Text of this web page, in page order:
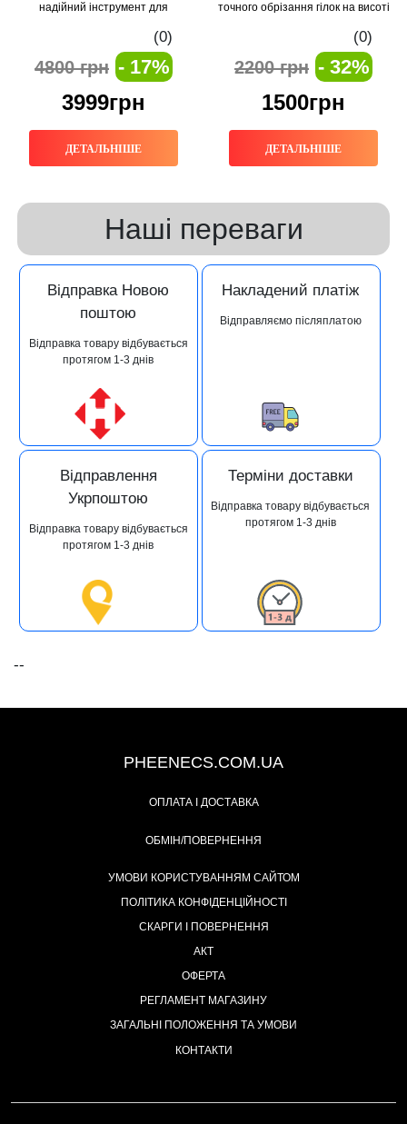
надійний інструмент для
(0)
4800 грн - 17%
3999грн
ДЕТАЛЬНІШЕ
точного обрізання гілок на висоті
(0)
2200 грн - 32%
1500грн
ДЕТАЛЬНІШЕ
Наші переваги
Відправка Новою
поштою
Відправка товару відбувається
протягом 1-3 днів
Накладений платіж
Відправляємо післяплатою
Відправлення
Укрпоштою
Відправка товару відбувається
протягом 1-3 днів
Терміни доставки
Відправка товару відбувається
протягом 1-3 днів
--
PHEENECS.COM.UA
ОПЛАТА І ДОСТАВКА
ОБМІН/ПОВЕРНЕННЯ
УМОВИ КОРИСТУВАННЯМ САЙТОМ
ПОЛІТИКА КОНФІДЕНЦІЙНОСТІ
СКАРГИ І ПОВЕРНЕННЯ
АКТ
ОФЕРТА
РЕГЛАМЕНТ МАГАЗИНУ
ЗАГАЛЬНІ ПОЛОЖЕННЯ ТА УМОВИ
КОНТАКТИ